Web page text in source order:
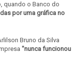
quando o Banco do
por uma gráfica no
Bruno da Silva
"nunca funcionou